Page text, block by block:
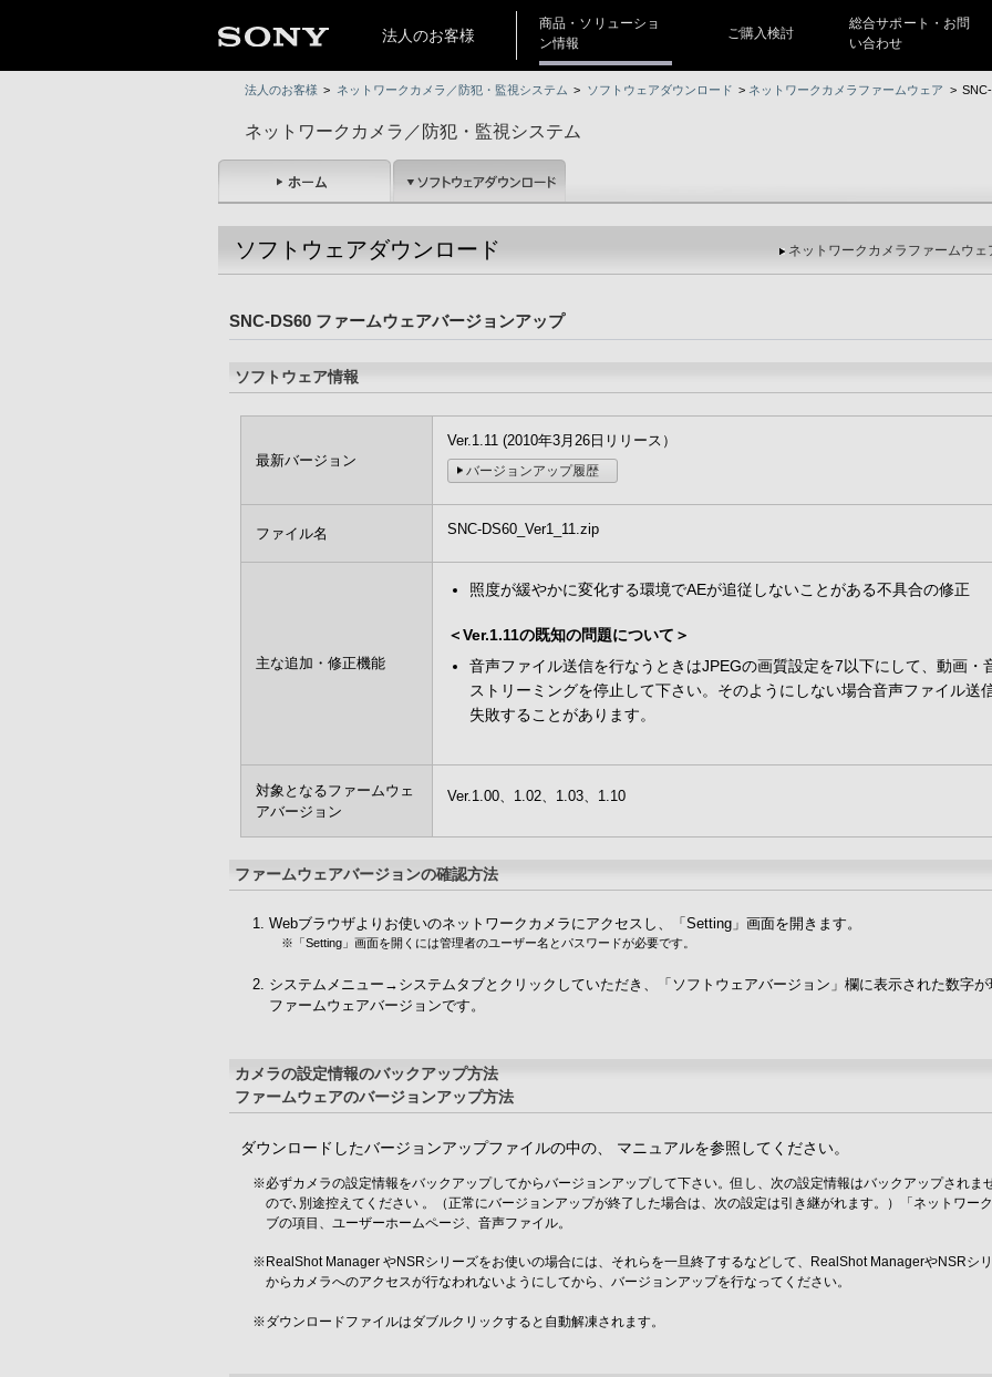
法人のお客様
商品・ソリューショ
ン情報
ご購入検討
総合サポート・お問
い合わせ
法人のお客様 > ネットワークカメラ／防犯・監視システム > ソフトウェアダウンロード > ネットワークカメラファームウェア >
ネットワークカメラ／防犯・監視システム
ソフトウェアダウンロード ネットワークカメラファームウェ
SNC-DS60 ファームウェアバージョンアップ
ソフトウェア情報
最新バージョン
Ver.1.11 (2010年3月26日リリース）
バージョンアップ履歴
ファイル名 SNC-DS60_Ver1_11.zip
主な追加・修正機能
照度が緩やかに変化する環境でAEが追従しないことがある不具合の修正
＜Ver.1.11の既知の問題について＞
音声ファイル送信を行なうときはJPEGの画質設定を7以下にして、動画・
ストリーミングを停止して下さい。そのようにしない場合音声ファイル送
失敗することがあります。
対象となるファームウェ
アバージョン
Ver.1.00、1.02、1.03、1.10
ファームウェアバージョンの確認方法
Webブラウザよりお使いのネットワークカメラにアクセスし、「Setting」画面を開きます。
※「Setting」画面を開くには管理者のユーザー名とパスワードが必要です。
システムメニュー→システムタブとクリックしていただき、「ソフトウェアバージョン」欄に表示された数字が
ファームウェアバージョンです。
カメラの設定情報のバックアップ方法
ファームウェアのバージョンアップ方法
ダウンロードしたバージョンアップファイルの中の、 マニュアルを参照してください。
※必ずカメラの設定情報をバックアップしてからバージョンアップして下さい。但し、次の設定情報はバックアップされま
ので､別途控えてください 。（正常にバージョンアップが終了した場合は、次の設定は引き継がれます。）「ネットワー
ブの項目、ユーザーホームページ、音声ファイル。
※RealShot Manager やNSRシリーズをお使いの場合には、それらを一旦終了するなどして、RealShot ManagerやNSRシ
からカメラへのアクセスが行なわれないようにしてから、バージョンアップを行なってください。
※ダウンロードファイルはダブルクリックすると自動解凍されます。